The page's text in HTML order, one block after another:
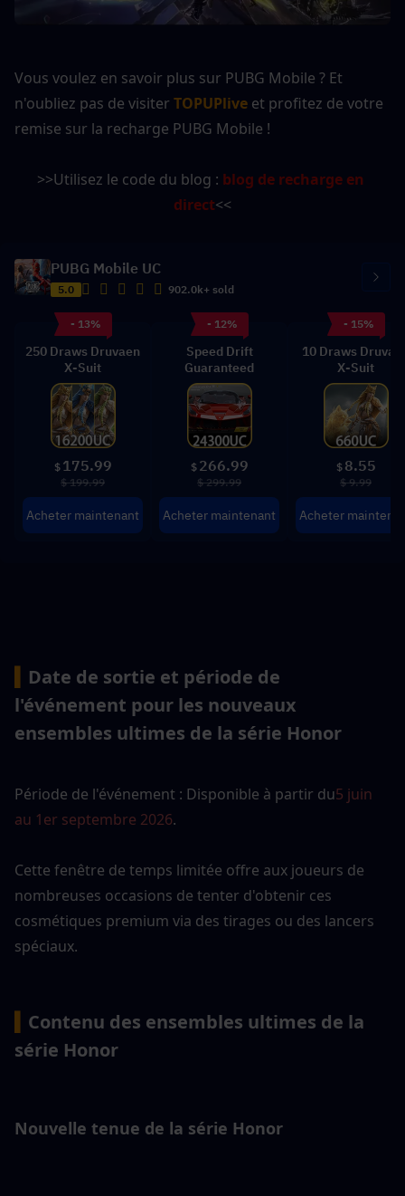
Vous voulez en savoir plus sur PUBG Mobile ? Et
n'oubliez pas de visiter TOPUPlive et profitez de votre
remise sur la recharge PUBG Mobile !
>>Utilisez le code du blog : blog de recharge en
direct<<
PUBG Mobile UC
5.0 902.0k+ sold
- 13%
250 Draws Druvaen
X-Suit
$ 175.99
$ 199.99
Acheter maintenant
- 12%
Speed Drift
Guaranteed
$ 266.99
$ 299.99
Acheter maintenant
- 15%
10 Draws
X-Suit
$ 8.55
$ 9.99
Acheter
Date de sortie et période de
l'événement pour les nouveaux
ensembles ultimes de la série Honor
Période de l'événement : Disponible à partir du5 juin
au 1er septembre 2026.
Cette fenêtre de temps limitée offre aux joueurs de
nombreuses occasions de tenter d'obtenir ces
cosmétiques premium via des tirages ou des lancers
spéciaux.
Contenu des ensembles ultimes de la
série Honor
Nouvelle tenue de la série Honor